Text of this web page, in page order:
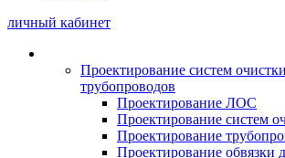
личный кабинет
Проектирование систем
трубопроводов
Проектирование ЛОС
Проектирование систем
Проектирование
Проектирование обвязки